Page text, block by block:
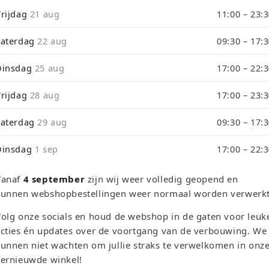
i
tijdens ons verbouwing10% Korting op Games en Consoles :
September 3 will be shipped on September 4 due to our
Games, Consoles &
collectie retro games, refurbished consoles en trading
TCG Events
21 aug 11:00 –
22 aug 09:30 –
25 aug 17:00 –
28 aug 17:00 –
29 aug 09:30 –
1 sep 17:00 –
4 september zijn wij weer volledig geopend en
webshopbestellingen weer normaal worden
onze socials en houd de webshop in de gaten voor
én updates over de voortgang van de verbouwing. We
niet wachten om jullie straks te verwelkomen in onze
winkel!